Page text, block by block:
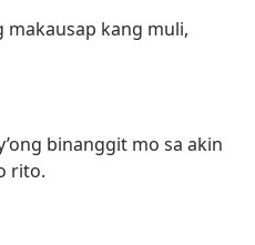
makausap kang muli,
binanggit mo sa akin
rito.